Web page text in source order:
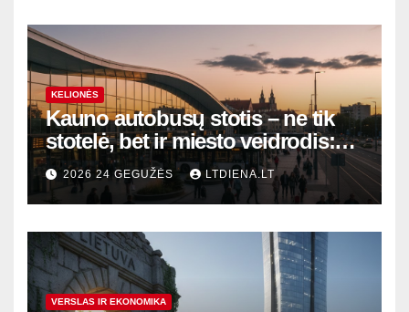
KELIONĖS
Kauno autobusų stotis – ne tik
stotelė, bet ir miesto veidrodis:
modernūs vartai į laikinąją
sostinę
2026 24 GEGUŽĖS LTDIENA.LT
VERSLAS IR EKONOMIKA